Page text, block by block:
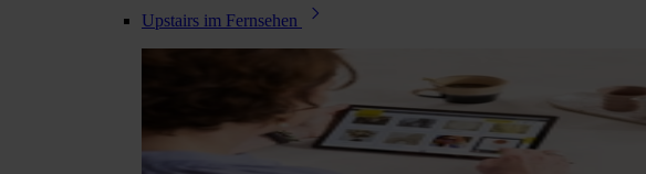
Upstairs im Fernsehen